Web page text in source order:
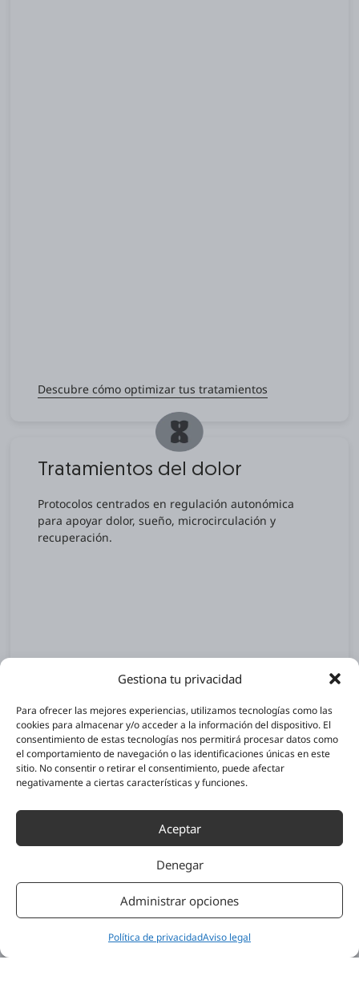
Gestiona tu privacidad
Para ofrecer las mejores experiencias, utilizamos tecnologías como las
cookies para almacenar y/o acceder a la información del dispositivo. El
consentimiento de estas tecnologías nos permitirá procesar datos como
el comportamiento de navegación o las identificaciones únicas en este
sitio. No consentir o retirar el consentimiento, puede afectar
negativamente a ciertas características y funciones.
Aceptar
Denegar
Administrar opciones
Política de privacidadAviso legal
Descubre cómo optimizar tus tratamientos
Tratamientos del dolor
Protocolos centrados en regulación autonómica
para apoyar dolor, sueño, microcirculación y
recuperación.